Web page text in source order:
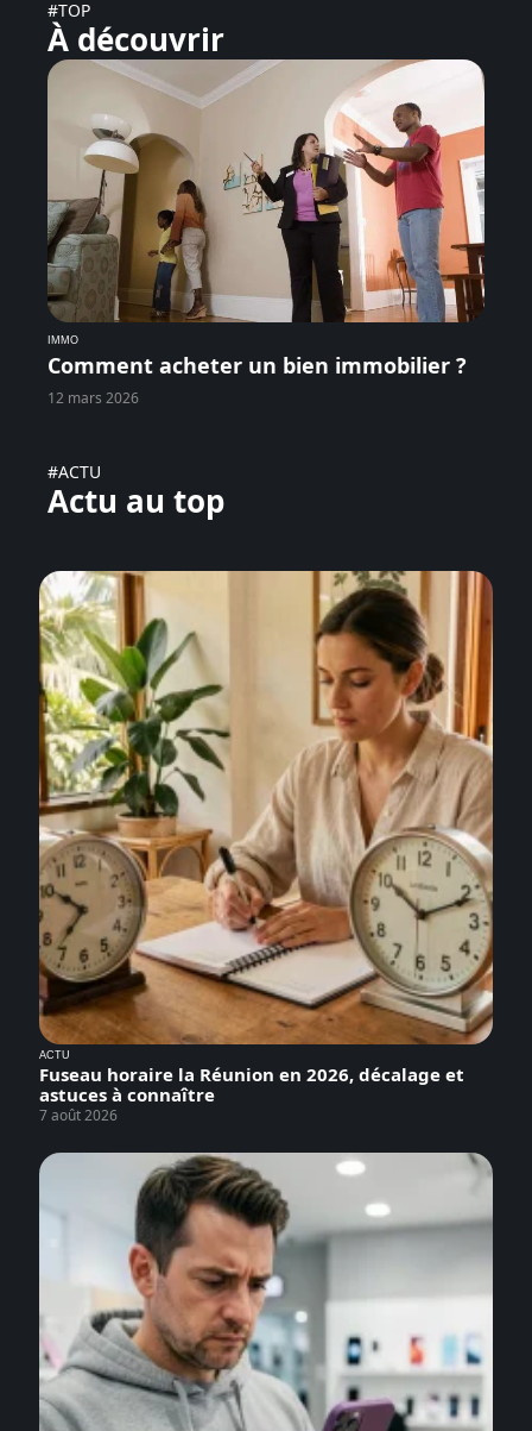
#TOP
À découvrir
IMMO
Comment acheter un bien immobilier ?
12 mars 2026
#ACTU
Actu au top
ACTU
Fuseau horaire la Réunion en 2026, décalage et
astuces à connaître
7 août 2026